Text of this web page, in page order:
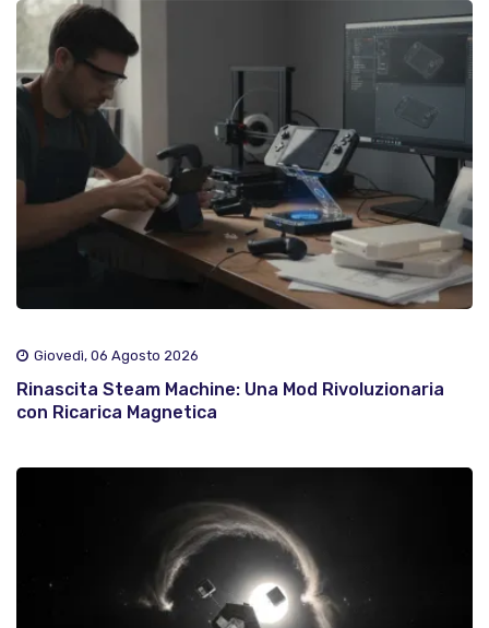
Giovedì, 06 Agosto 2026
Rinascita Steam Machine: Una Mod Rivoluzionaria
con Ricarica Magnetica